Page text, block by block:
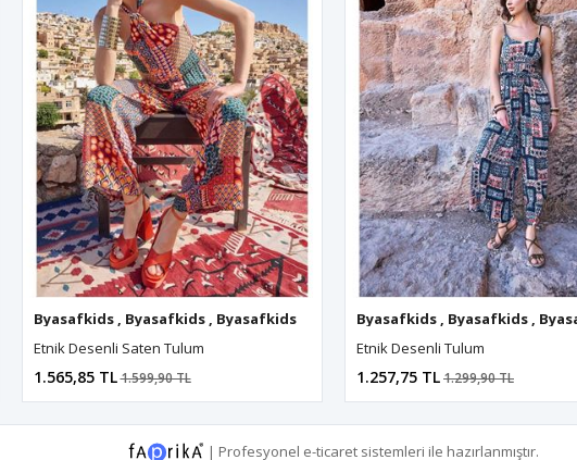
Byasafkids , Byasafkids , Byasafkids Byasafkids, Byasafkids, Byasafkids,
Etnik Desenli Saten Tulum
1.565,85 TL1.599,90 TL
Byasafkids , Byasafkids ,
Etnik Desenli Tulum
1.257,75 TL1.299,90 TL
| Profesyonel e-ticaret sistemleri ile hazırlanmıştır.